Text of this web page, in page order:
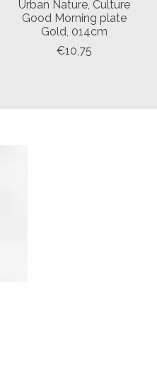
Urban Nature, Culture
Good Morning plate
Gold, 014cm
€10,75